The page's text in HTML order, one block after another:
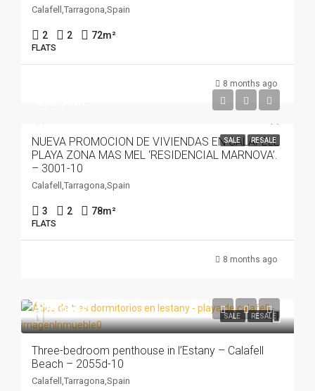
Calafell,Tarragona,Spain
2 2 72m²
FLATS
8 months ago
SALE RESALE
NUEVA PROMOCION DE VIVIENDAS EN CALAFELL
PLAYA ZONA MAS MEL ‘RESIDENCIAL MARNOVA’.
– 3001-10
Calafell,Tarragona,Spain
3 2 78m²
FLATS
8 months ago
SALE RESALE
370.000€
Three-bedroom penthouse in l’Estany – Calafell
Beach – 2055d-10
Calafell,Tarragona,Spain